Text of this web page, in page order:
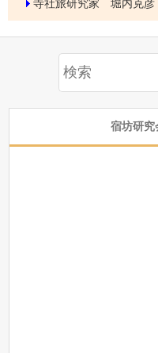
寺社旅研究家 堀内克彦
宿坊研究